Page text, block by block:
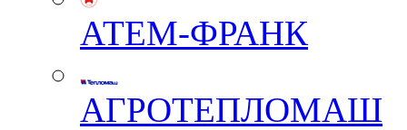
АТЕМ-ФРАНК
АГРОТЕПЛОМАШ